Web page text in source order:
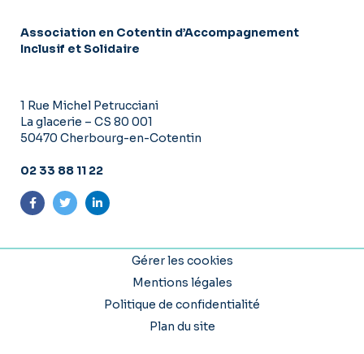
Association en Cotentin d’Accompagnement
Inclusif et Solidaire
1 Rue Michel Petrucciani
La glacerie – CS 80 001
50470 Cherbourg-en-Cotentin
02 33 88 11 22
Suivez-nous sur Facebook
Suivez-nous sur Twitter
Suivez-nous sur LinkedIn
Gérer les cookies
Mentions légales
Politique de confidentialité
Plan du site